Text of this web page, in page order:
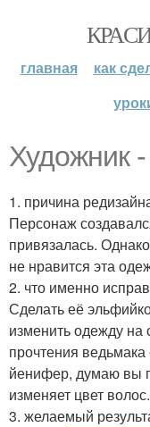
главная как
Художник
1. причина
Персонаж
привязалась.
не нравится эта
2. что именно
Сделать её
изменить одежду
прочтения
йенифер, думаю вы
изменяет цвет волос.
3. желаемый